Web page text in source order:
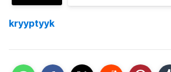
kryyptyyk